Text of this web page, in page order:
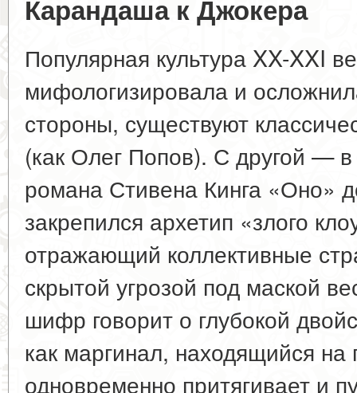
Карандаша к Джокера
Популярная культура XX-XXI
мифологизировала и
стороны, существуют
(как Олег Попов). С другой — в
романа Стивена Кинга «Оно»
закрепился архетип «злого
отражающий коллективные
скрытой угрозой под маской
шифр говорит о глубокой
как маргинал, находящийся
одновременно притягивает и